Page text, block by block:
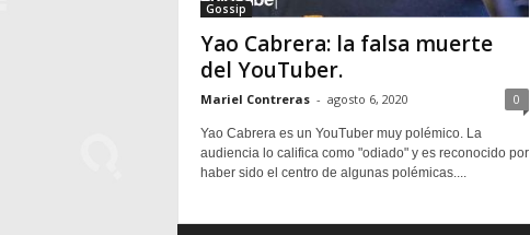
Gossip
Yao Cabrera: la falsa muerte
del YouTuber.
Mariel Contreras - agosto 6, 2020 0
Yao Cabrera es un YouTuber muy polémico. La
audiencia lo califica como "odiado" y es reconocido por
haber sido el centro de algunas polémicas....